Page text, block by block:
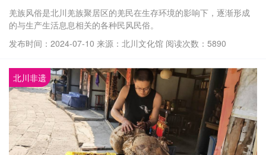
羌族风俗是北川羌族聚居区的羌民在生存环境的影响下，逐渐形成
的与生产生活息息相关的各种民风民俗。
发布时间：2024-07-10 来源：北川文化馆 阅读次数：5890
北川非遗